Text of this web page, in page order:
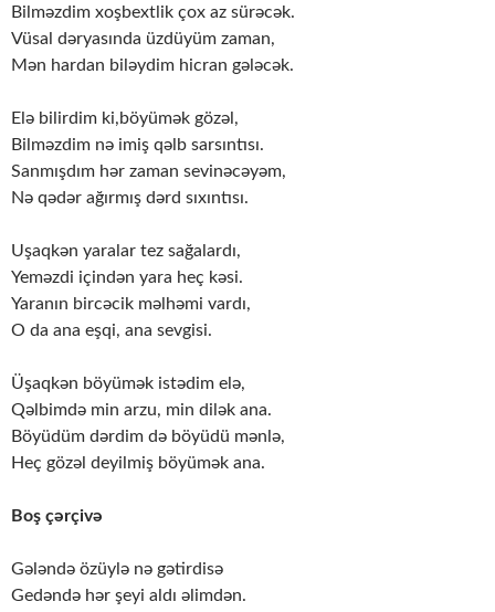
Bilməzdim xoşbextlik çox az sürəcək.
Vüsal dəryasında üzdüyüm zaman,
Mən hardan biləydim hicran gələcək.
Elə bilirdim ki,böyümək gözəl,
Bilməzdim nə imiş qəlb sarsıntısı.
Sanmışdım hər zaman sevinəcəyəm,
Nə qədər ağırmış dərd sıxıntısı.
Uşaqkən yaralar tez sağalardı,
Yeməzdi içindən yara heç kəsi.
Yaranın bircəcik məlhəmi vardı,
O da ana eşqi, ana sevgisi.
Üşaqkən böyümək istədim elə,
Qəlbimdə min arzu, min dilək ana.
Böyüdüm dərdim də böyüdü mənlə,
Heç gözəl deyilmiş böyümək ana.
Boş çərçivə
Gələndə özüylə nə gətirdisə
Gedəndə hər şeyi aldı əlimdən.